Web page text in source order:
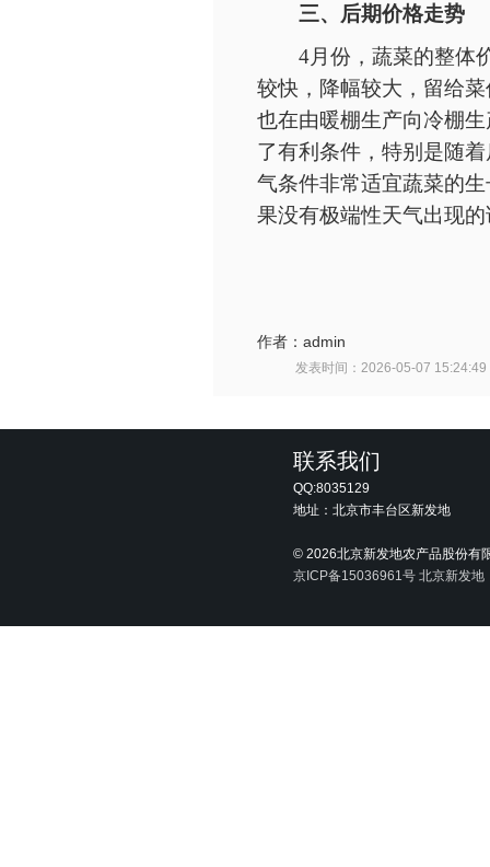
三、后期价格走势
4月份，蔬菜的整体
较快，降幅较大，留给
也在由暖棚生产向冷棚
了有利条件，特别是随
气条件非常适宜蔬菜的
果没有极端性天气出现
作者： admin
发表时间： 2026-05-07 15:24:49
联系我们
QQ:8035129
地址：北京市丰台区新发地
© 2026北京新发地农产品股份有
京ICP备15036961号 北京新发地